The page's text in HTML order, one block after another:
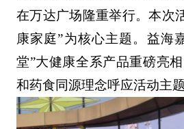
在万达广场隆重举行。本次
康家庭”为核心主题。益海
堂”大健康全系产品重磅亮
和药食同源理念呼应活动主题